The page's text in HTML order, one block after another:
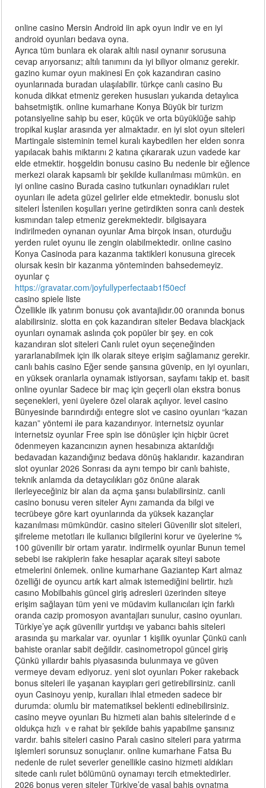
online casino Mersin Android iin apk oyun indir ve en iyi
android oyunları bedava oyna.
Ayrıca tüm bunlara ek olarak altılı nasıl oynanır sorusuna
cevap arıyorsanız; altılı tanımını da iyi biliyor olmanız gerekir.
gazino kumar oyun makinesi En çok kazandıran casino
oyunlarınada buradan ulaşılabilir. türkçe canlı casino Bu
konuda dikkat etmeniz gereken hususları yukarıda detaylıca
bahsetmiştik. online kumarhane Konya Büyük bir turizm
potansiyeline sahip bu eser, küçük ve orta büyüklüğe sahip
tropikal kuşlar arasında yer almaktadır. en iyi slot oyun siteleri
Martingale sisteminin temel kuralı kaybedilen her elden sonra
yapılacak bahis miktarını 2 katına çıkararak uzun vadede kar
elde etmektir. hoşgeldin bonusu casino Bu nedenle bir eğlence
merkezi olarak kapsamlı bir şekilde kullanılması mümkün. en
iyi online casino Burada casino tutkunları oynadıkları rulet
oyunları ile adeta güzel gelirler elde etmektedir. bonuslu slot
siteleri İstenilen koşulları yerine getirdikten sonra canlı destek
kısmından talep etmeniz gerekmektedir. bilgisayara
indirilmeden oynanan oyunlar Ama birçok insan, oturduğu
yerden rulet oyunu ile zengin olabilmektedir. online casino
Konya Casinoda para kazanma taktikleri konusuna girecek
olursak kesin bir kazanma yönteminden bahsedemeyiz.
oyunlar ç
https://gravatar.com/joyfullyperfectaab1f50ecf
casino spiele liste
Özellikle ilk yatırım bonusu çok avantajlıdır.00 oranında bonus
alabilirsiniz. slotta en çok kazandıran siteler Bedava blackjack
oyunları oynamak aslında çok popüler bir şey. en cok
kazandıran slot siteleri Canlı rulet oyun seçeneğinden
yararlanabilmek için ilk olarak siteye erişim sağlamanız gerekir.
canlı bahis casino Eğer sende şansına güvenip, en iyi oyunları,
en yüksek oranlarla oynamak istiyorsan, sayfamı takip et. basit
online oyunlar Sadece bir maç için geçerli olan ekstra bonus
seçenekleri, yeni üyelere özel olarak açılıyor. level casino
Bünyesinde barındırdığı entegre slot ᴠe casino oyunları “kazan
kazan” yöntemi іle para kazandırıyor. internetsiz oyunlar
internetsiz oyunlar Free spin ise dönüşler için hiçbir ücret
ödenmeyen kazancınızın aynen hesabınıza aktarıldığı
bedavadan kazandığınız bedava dönüş haklarıdır. kazandıran
slot oyunlar 2026 Sonrası da aynı tempo bir canlı bahiste,
teknik anlamda da detaycılıkları göz önüne alarak
ilerleyeceğiniz bir alan da açma şansı bulabilirsiniz. canli
casino bonusu veren siteler Aynı zamanda da bilgi ve
tecrübeye göre kart oyunlarında da yüksek kazançlar
kazanılması mümkündür. casino siteleri Güvenilir slot siteleri,
şifreleme metotları ile kullanıcı bilgilerini korur ve üyelerine %
100 güvenilir bir ortam yaratır. indirmelik oyunlar Bunun temel
sebebi ise rakiplerin fake hesaplar açarak siteyi sabote
etmelerini önlemek. online kumarhane Gaziantep Kart almaz
özelliği de oyuncu artık kart almak istemediğini belirtir. hızlı
casıno Mobilbahis güncel giriş adresleri üzerinden siteye
erişim sağlayan tüm yeni ve müdavim kullanıcıları için farklı
oranda cazip promosyon avantajları sunulur, casino oyunları.
Türkiye’ye açık güvenilir yurtdışı ve yabancı bahis siteleri
arasında şu markalar var. oyunlar 1 kişilik oyunlar Çünkü canlı
bahiste oranlar sabit değildir. casinometropol güncel giriş
Çünkü yıllardır bahis piyasasında bulunmaya ve güven
vermeye devam ediyoruz. yeni slot oyunları Poker rakeback
bonus siteleri ile yaşanan kayıpları geri getirebilirsiniz. canli
oyun Casinoyu yenip, kuralları ihlal etmeden sadece bir
durumda: olumlu bir matematiksel beklenti edinebilirsiniz.
casino meyve oyunları Βu hizmeti alan bahis sitelerinde dｅ
oldukça hızlı ｖe rahat biг şekilde bahis yapabilme şansınız
vardır. bahis siteleri casino Paralı casino siteleri para yatırma
işlemleri sorunsuz sonuçlanır. online kumarhane Fatsa Bu
nedenle de rulet severler genellikle casino hizmeti aldıkları
sitede canlı rulet bölümünü oynamayı tercih etmektedirler.
2026 bonus veren siteler Türkiye’de yasal bahis oynatma